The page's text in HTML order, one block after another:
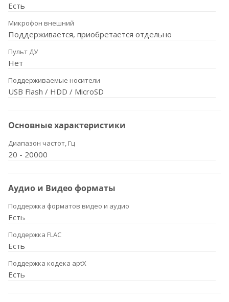
Есть
Микрофон внешний
Поддерживается, приобретается отдельно
Пульт ДУ
Нет
Поддерживаемые носители
USB Flash / HDD / MicroSD
Основные характеристики
Диапазон частот, Гц
20 - 20000
Аудио и Видео форматы
Поддержка форматов видео и аудио
Есть
Поддержка FLAC
Есть
Поддержка кодека aptX
Есть